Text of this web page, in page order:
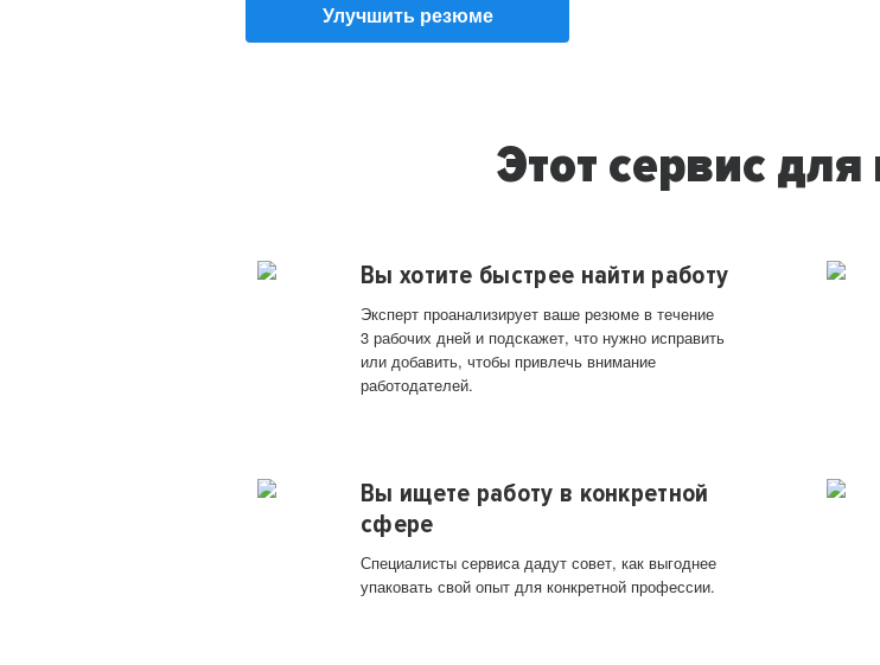
Улучшить резюме
Этот сервис для
Вы хотите быстрее найти работу
Эксперт проанализирует ваше резюме в течение
3 рабочих дней и подскажет, что нужно исправить
или добавить, чтобы привлечь внимание
работодателей.
Вы ищете работу в конкретной
сфере
Специалисты сервиса дадут совет, как выгоднее
упаковать свой опыт для конкретной профессии.